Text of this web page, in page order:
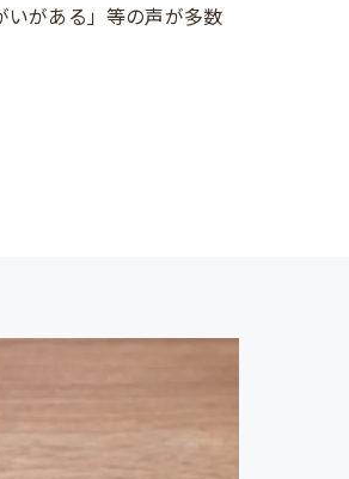
いがある」等の声が多数